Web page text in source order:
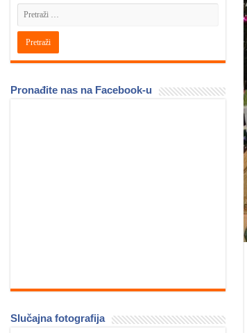
Pronađite nas na Facebook-u
Slučajna fotografija